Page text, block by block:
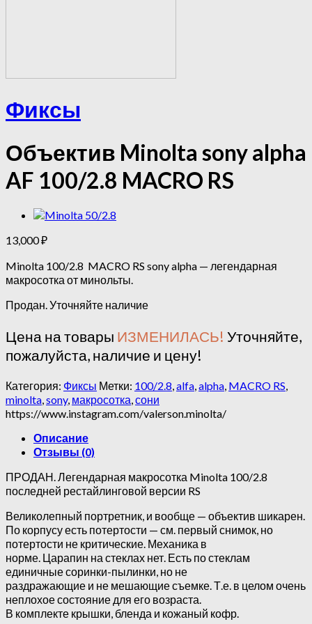
Фиксы
Объектив Minolta sony alpha
AF 100/2.8 MACRO RS
13,000₽
Minolta 100/2.8 MACRO RS sony alpha — легендарная
макросотка от минольты.
Продан. Уточняйте наличие
Цена на товары ИЗМЕНИЛАСЬ! Уточняйте,
пожалуйста, наличие и цену!
Категория: Фиксы Метки: 100/2.8,alfa,alpha, MACRO RS,
minolta,sony, макросотка,сони
https://www.instagram.com/valerson.minolta/
Описание
Отзывы (0)
ПРОДАН. Легендарная макросотка Minolta 100/2.8
последней рестайлинговой версии RS
Великолепный портретник, и вообще — объектив шикарен.
По корпусу есть потертости — см. первый снимок, но
потертости не критические. Механика в
норме. Царапин на стеклах нет. Есть по стеклам
единичные соринки-пылинки, но не
раздражающие и не мешающие съемке. Т.е. в целом очень
неплохое состояние для его возраста.
В комплекте крышки, бленда и кожаный кофр.